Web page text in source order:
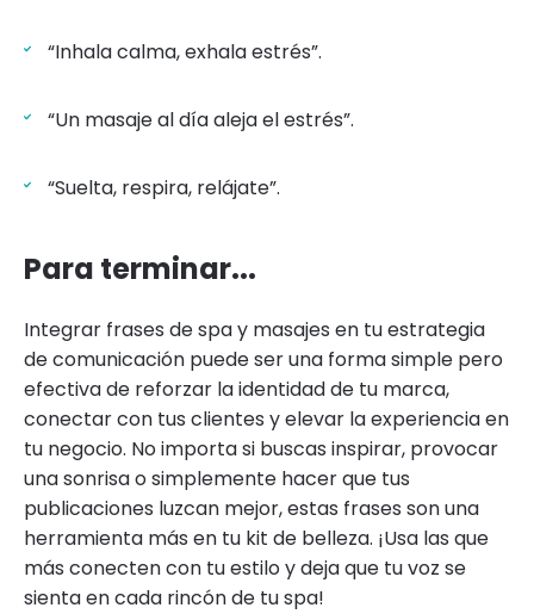
“Inhala calma, exhala estrés”.
“Un masaje al día aleja el estrés”.
“Suelta, respira, relájate”.
Para terminar...
Integrar frases de spa y masajes en tu estrategia
de comunicación puede ser una forma simple pero
efectiva de reforzar la identidad de tu marca,
conectar con tus clientes y elevar la experiencia en
tu negocio. No importa si buscas inspirar, provocar
una sonrisa o simplemente hacer que tus
publicaciones luzcan mejor, estas frases son una
herramienta más en tu kit de belleza. ¡Usa las que
más conecten con tu estilo y deja que tu voz se
sienta en cada rincón de tu spa!